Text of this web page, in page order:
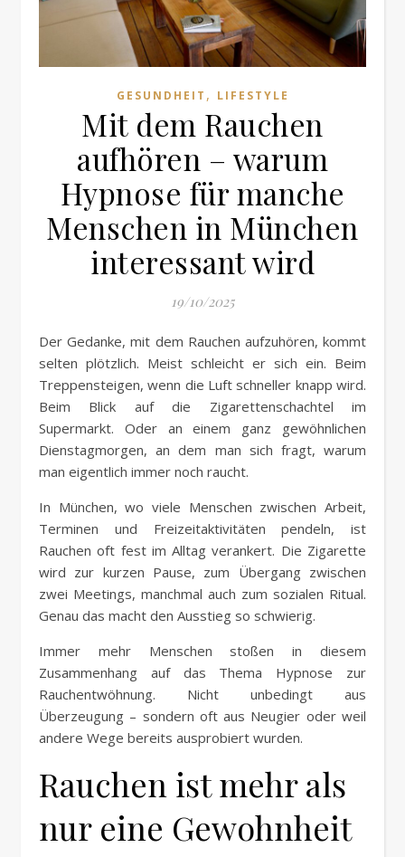
GESUNDHEIT , LIFESTYLE
Mit dem Rauchen
aufhören – warum
Hypnose für manche
Menschen in München
interessant wird
19/10/2025
Der Gedanke, mit dem Rauchen aufzuhören, kommt
selten plötzlich. Meist schleicht er sich ein. Beim
Treppensteigen, wenn die Luft schneller knapp wird.
Beim Blick auf die Zigarettenschachtel im
Supermarkt. Oder an einem ganz gewöhnlichen
Dienstagmorgen, an dem man sich fragt, warum
man eigentlich immer noch raucht.
In München, wo viele Menschen zwischen Arbeit,
Terminen und Freizeitaktivitäten pendeln, ist
Rauchen oft fest im Alltag verankert. Die Zigarette
wird zur kurzen Pause, zum Übergang zwischen
zwei Meetings, manchmal auch zum sozialen Ritual.
Genau das macht den Ausstieg so schwierig.
Immer mehr Menschen stoßen in diesem
Zusammenhang auf das Thema Hypnose zur
Rauchentwöhnung. Nicht unbedingt aus
Überzeugung – sondern oft aus Neugier oder weil
andere Wege bereits ausprobiert wurden.
Rauchen ist mehr als
nur eine Gewohnheit